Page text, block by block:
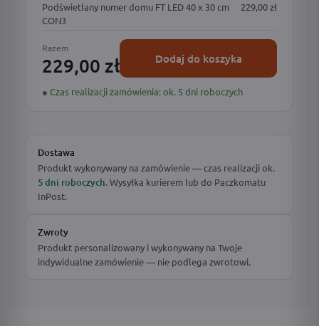
Podświetlany numer domu FT LED 40 x 30 cm
CON3
229,00 zł
Razem
229,00 zł Dodaj do koszyka
● Czas realizacji zamówienia: ok. 5 dni roboczych
Dostawa
Produkt wykonywany na zamówienie — czas realizacji ok.
5 dni roboczych. Wysyłka kurierem lub do Paczkomatu
InPost.
Zwroty
Produkt personalizowany i wykonywany na Twoje
indywidualne zamówienie — nie podlega zwrotowi.